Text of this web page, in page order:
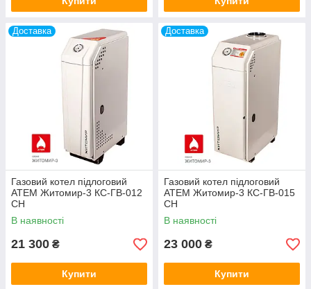
Доставка
Газовий котел підлоговий
АТЕМ Житомир-3 КС-ГВ-012
СН
В наявності
21 300 ₴
Купити
Доставка
Газовий котел підлоговий
АТЕМ Житомир-3 КС-ГВ-015
СН
В наявності
23 000 ₴
Купити